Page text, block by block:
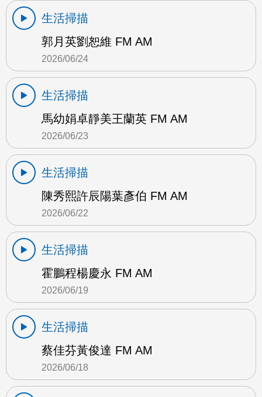
生活掃描
郭月英劉恕維 FM AM
2026/06/24
生活掃描
馬幼娟卓靜美王蘭英 FM AM
2026/06/23
生活掃描
陳秀熙許辰陽葉彥伯 FM AM
2026/06/22
生活掃描
霍鵬程楊慶永 FM AM
2026/06/19
生活掃描
蔡佳芬黃俊達 FM AM
2026/06/18